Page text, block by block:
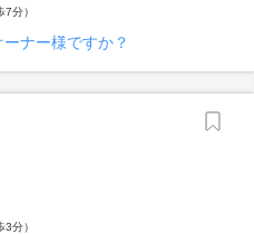
分）
ナー様ですか？
分）